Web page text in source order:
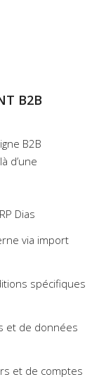
B2B
B2B
d’une
Dias
via import
spécifiques
et de données
et de comptes